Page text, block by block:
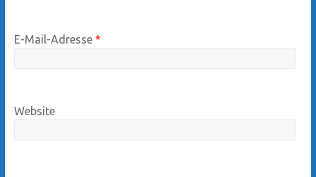
E-Mail-Adresse *
Website